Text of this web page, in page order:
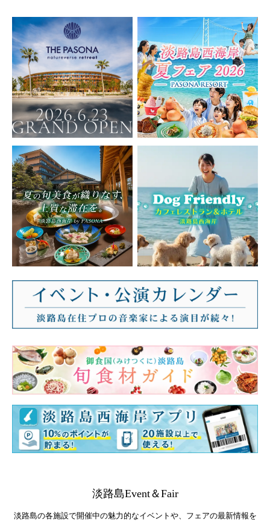
淡路島Event＆Fair
淡路島の各施設で開催中の魅力的なイベントや、フェアの最新情報を